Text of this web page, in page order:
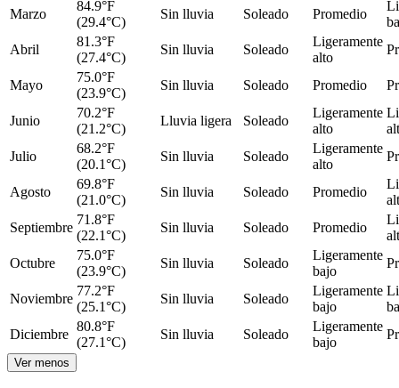
Marzo
84.9°F
(29.4°C)
Sin lluvia Soleado Promedio
Abril
81.3°F
(27.4°C)
Sin lluvia Soleado
Ligeramente
alto
Mayo
75.0°F
(23.9°C)
Sin lluvia Soleado Promedio
Junio
70.2°F
(21.2°C)
Lluvia ligera Soleado
Ligeramente
alto
Julio
68.2°F
(20.1°C)
Sin lluvia Soleado
Ligeramente
alto
Agosto
69.8°F
(21.0°C)
Sin lluvia Soleado Promedio
Septiembre
71.8°F
(22.1°C)
Sin lluvia Soleado Promedio
Octubre
75.0°F
(23.9°C)
Sin lluvia Soleado
Ligeramente
bajo
Noviembre
77.2°F
(25.1°C)
Sin lluvia Soleado
Ligeramente
bajo
Diciembre
80.8°F
(27.1°C)
Sin lluvia Soleado
Ligeramente
bajo
Ver menos